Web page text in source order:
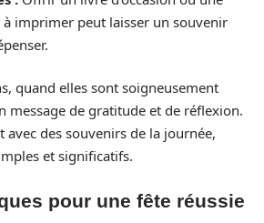
imprimer peut laisser un souvenir
quand elles sont soigneusement
message de gratitude et de réflexion.
avec des souvenirs de la journée,
et significatifs.
pour une fête réussie